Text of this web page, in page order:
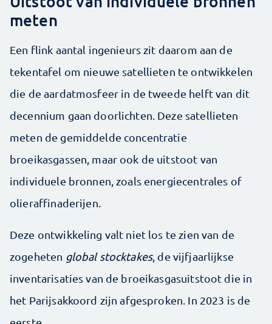
meten
Een flink aantal ingenieurs zit daarom aan de
tekentafel om nieuwe satellieten te ontwikkelen
die de aardatmosfeer in de tweede helft van dit
decennium gaan doorlichten. Deze satellieten
meten de gemiddelde concentratie
broeikasgassen, maar ook de uitstoot van
individuele bronnen, zoals energiecentrales of
olieraffinaderijen.
Deze ontwikkeling valt niet los te zien van de
zogeheten global stocktakes, de vijfjaarlijkse
inventarisaties van de broeikasgasuitstoot die in
het Parijsakkoord zijn afgesproken. In 2023 is de